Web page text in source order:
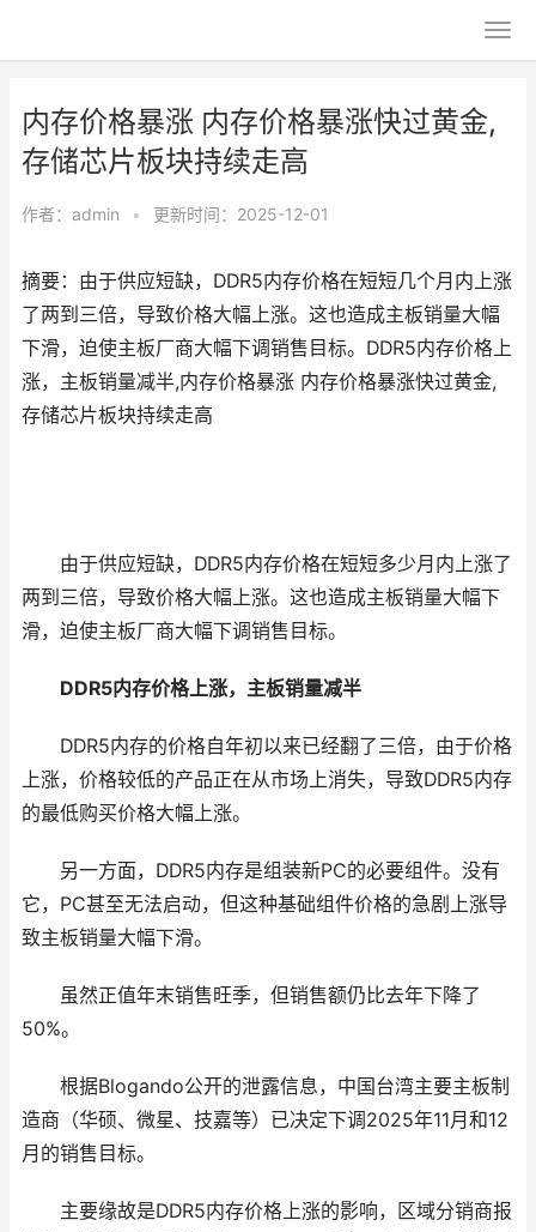
内存价格暴涨 内存价格暴涨快过黄金,
存储芯片板块持续走高
作者： admin • 更新时间：2025-12-01
摘要：由于供应短缺，DDR5内存价格在短短几个月内上涨
了两到三倍，导致价格大幅上涨。这也造成主板销量大幅
下滑，迫使主板厂商大幅下调销售目标。DDR5内存价格上
涨，主板销量减半,内存价格暴涨 内存价格暴涨快过黄金,
存储芯片板块持续走高
由于供应短缺，DDR5内存价格在短短多少月内上涨了
两到三倍，导致价格大幅上涨。这也造成主板销量大幅下
滑，迫使主板厂商大幅下调销售目标。
DDR5内存价格上涨，主板销量减半
DDR5内存的价格自年初以来已经翻了三倍，由于价格
上涨，价格较低的产品正在从市场上消失，导致DDR5内存
的最低购买价格大幅上涨。
另一方面，DDR5内存是组装新PC的必要组件。没有
它，PC甚至无法启动，但这种基础组件价格的急剧上涨导
致主板销量大幅下滑。
虽然正值年末销售旺季，但销售额仍比去年下降了
50%。
根据Blogando公开的泄露信息，中国台湾主要主板制
造商（华硕、微星、技嘉等）已决定下调2025年11月和12
月的销售目标。
主要缘故是DDR5内存价格上涨的影响，区域分销商报